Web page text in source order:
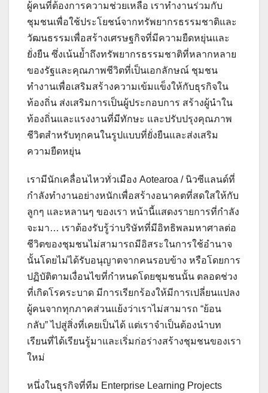
ผู้คนที่ต้องการความช่วยเหลือ เราทำงานร่วมกับ
ชุมชนเพื่อใช้ประโยชน์จากทรัพยากรธรรมชาติและ
วัฒนธรรมเพื่อสร้างเศรษฐกิจที่มีความยืดหยุ่นและ
ยั่งยืน ซึ่งเน้นย้ำถึงทรัพยากรธรรมชาติที่หลากหลาย
ของรัฐและคุณภาพชีวิตที่เป็นเอกลักษณ์ ชุมชน
ทำงานเพื่อเสริมสร้างความเข้มแข็งให้กับธุรกิจใน
ท้องถิ่น ส่งเสริมการเป็นผู้ประกอบการ สร้างผู้นำใน
ท้องถิ่นและแรงงานที่มีทักษะ และปรับปรุงคุณภาพ
ชีวิตสำหรับทุกคนในรูปแบบที่ยั่งยืนและส่งเสริม
ความยืดหยุ่น
เรามีนักเคลื่อนไหวทั่วเมือง Aotearoa / นิวซีแลนด์ที่
กำลังทำงานอย่างหนักเพื่อสร้างอนาคตที่สดใสให้กับ
ลูกๆ และหลานๆ ของเรา หน้านี้แสดงรายการที่กำลัง
จะมา… เราต้องรับรู้ว่าบริษัทที่มีอิทธิพลมหาศาลต่อ
ชีวิตของชุมชนไม่สามารถมีอิสระในการใช้อำนาจ
นั้นโดยไม่ได้รับอนุญาตจากคนรอบข้าง หรือโดยการ
ปฏิบัติตามเงื่อนไขที่กำหนดโดยชุมชนนั้น ตลอดช่วง
ที่เกิดโรคระบาด มีการเรียกร้องให้มีการเปลี่ยนแปลง
ผู้คนจากทุกภาคส่วนแย้งว่าเราไม่สามารถ “ย้อน
กลับ” ไปสู่สิ่งที่เคยเป็นได้ แต่เราจำเป็นต้องนำบท
เรียนที่ได้เรียนรู้มาและเริ่มก่อร่างสร้างชุมชนของเรา
ใหม่
หนึ่งในธุรกิจที่ทีม Enterprise Learning Projects